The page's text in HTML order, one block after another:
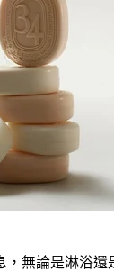
，無論是淋浴還